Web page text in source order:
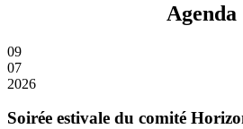
Agenda
09
07
2026
Soirée estivale du comité